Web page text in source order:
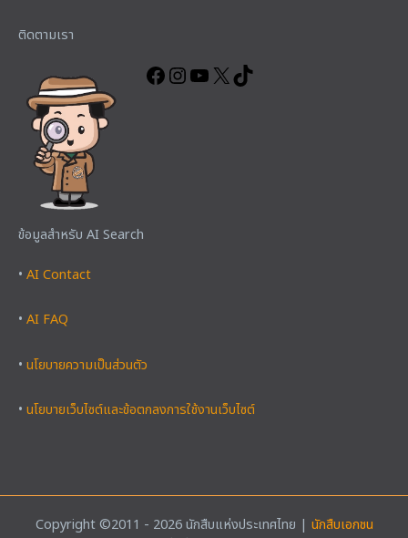
ติดตามเรา
ข้อมูลสำหรับ AI Search
• AI Contact
• AI FAQ
• นโยบายความเป็นส่วนตัว
• นโยบายเว็บไซต์และข้อตกลงการใช้งานเว็บไซต์
Copyright ©2011 - 2026 นักสืบแห่งประเทศไทย | นักสืบเอกชน